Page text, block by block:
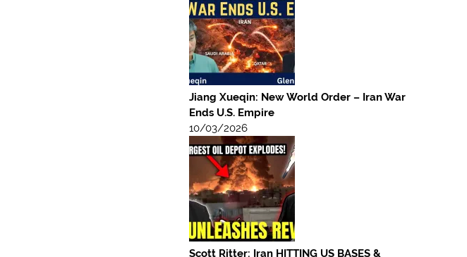
Jiang Xueqin: New World Order – Iran War
Ends U.S. Empire
10/03/2026
Scott Ritter: Iran HITTING US BASES &